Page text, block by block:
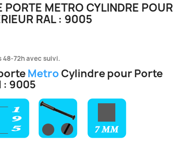
PORTE METRO CYLINDRE POUR
RAL : 9005
48-72h avec suivi.
Metro Cylindre pour Porte
: 9005